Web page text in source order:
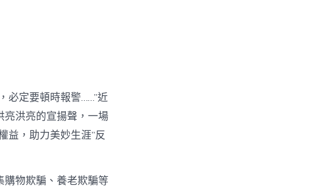
必定要頓時報警……”近
亮洪亮的宣揚聲，一場
益，助力美妙生涯”反
物欺騙、養老欺騙等